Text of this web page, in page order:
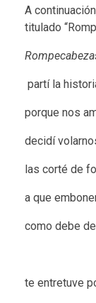
A
titulado
partí la
porque nos
decidí
las corté de
a que
como debe
te entretuve